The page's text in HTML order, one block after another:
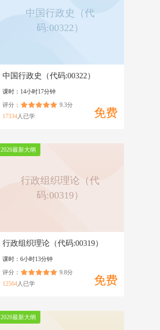
中国行政史（代
码:00322）
中国行政史（代码:00322）
课时：14小时17分钟
免费
评分：
9.3分
17334人已学
2026最新大纲
行政组织理论（代
码:00319）
行政组织理论（代码:00319）
课时：6小时13分钟
免费
评分：
9.8分
12564人已学
2026最新大纲